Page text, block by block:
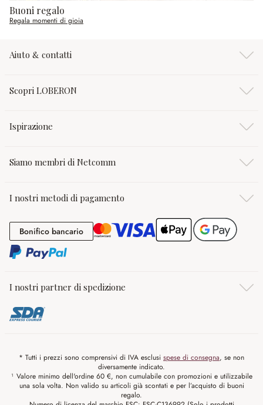
Buoni regalo
Regala momenti di gioia
Aiuto & contatti
Scopri LOBERON
Ispirazione
Siamo membri di Netcomm
I nostri metodi di pagamento
Bonifico bancarioBonifico bancario
I nostri partner di spedizione
* Tutti i prezzi sono comprensivi di IVA esclusi spese di consegna, se non
diversamente indicato.
¹ Valore minimo dell'ordine 60 €, non cumulabile con promozioni e utilizzabile
una sola volta. Non valido su articoli già scontati e per l’acquisto di buoni
regalo.